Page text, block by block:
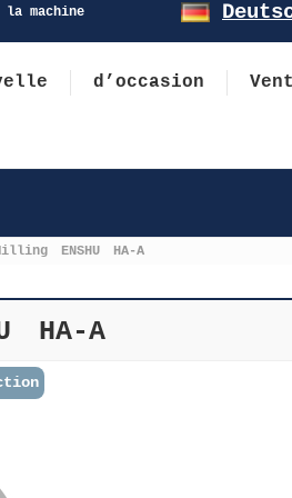
machine
d’occasion
ENSHU HA-A
HA-A